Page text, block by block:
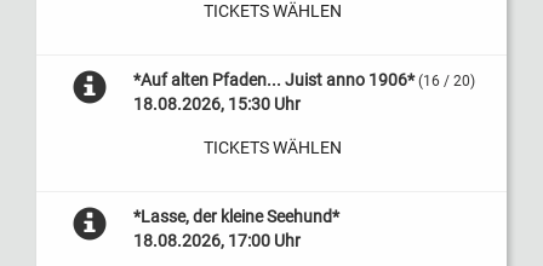
TICKETS WÄHLEN
*Auf alten Pfaden... Juist anno 1906* (16 / 20)
18.08.2026, 15:30 Uhr
TICKETS WÄHLEN
*Lasse, der kleine Seehund*
18.08.2026, 17:00 Uhr